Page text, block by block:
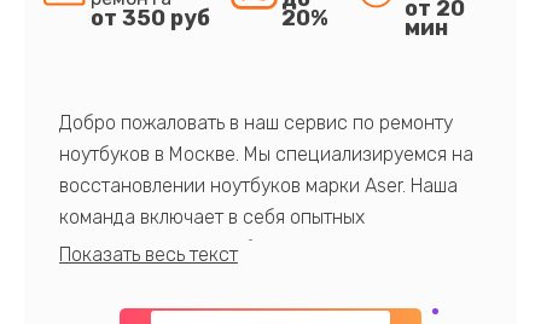
от 350 руб 20% от 20
мин
Добро пожаловать в наш сервис по ремонту
ноутбуков в Москве. Мы специализируемся на
восстановлении ноутбуков марки Aser. Наша
команда включает в себя опытных
профессионалов с обширными знаниями и
предлагаем быстрый и качественный ремонт с